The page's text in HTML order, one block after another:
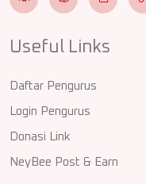
Useful Links
Daftar Pengurus
Login Pengurus
Donasi Link
NeyBee Post & Earn